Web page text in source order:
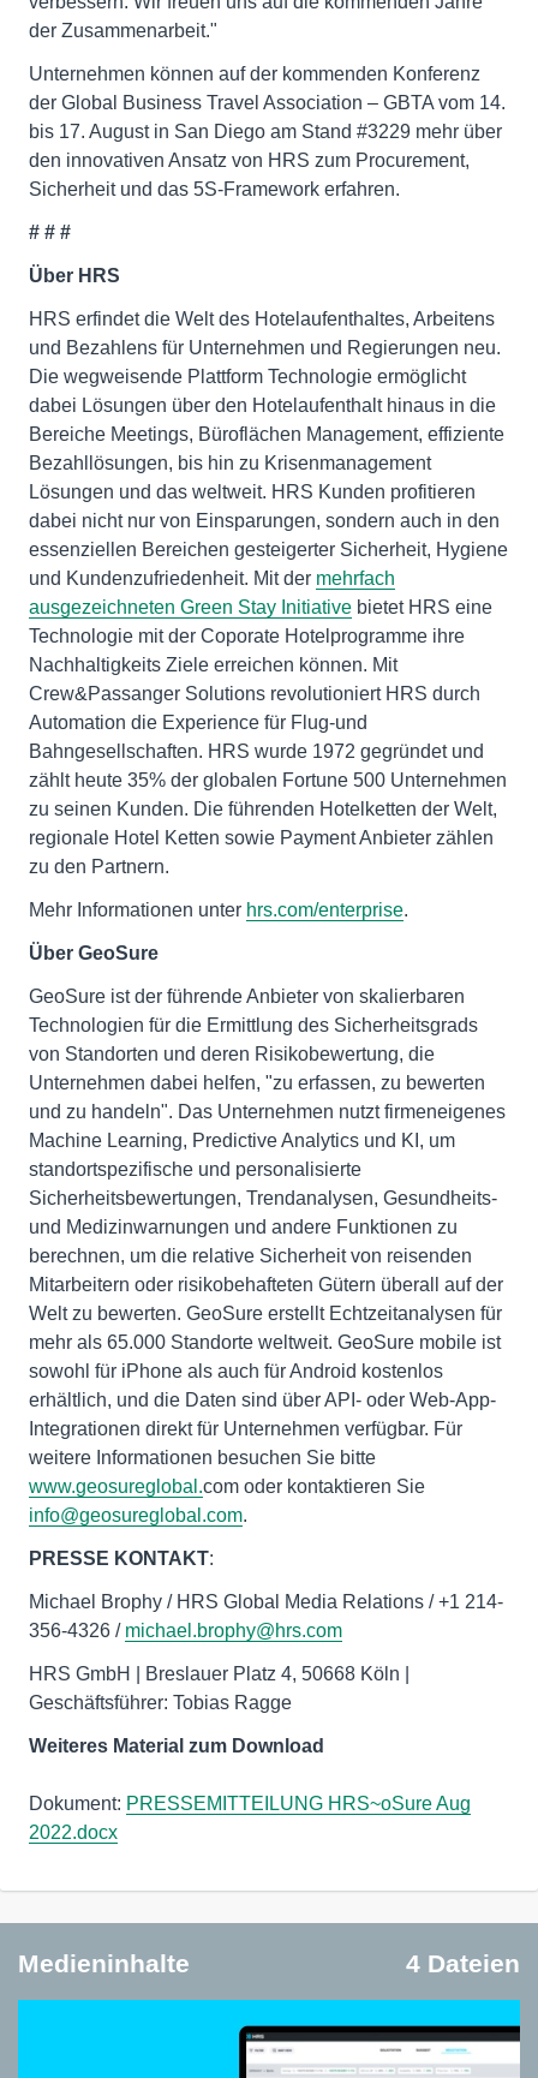
der Zusammenarbeit."
Unternehmen können auf der kommenden Konferenz
der Global Business Travel Association – GBTA vom 14.
bis 17. August in San Diego am Stand #3229 mehr über
den innovativen Ansatz von HRS zum Procurement,
Sicherheit und das 5S-Framework erfahren.
# # #
Über HRS
HRS erfindet die Welt des Hotelaufenthaltes, Arbeitens
und Bezahlens für Unternehmen und Regierungen neu.
Die wegweisende Plattform Technologie ermöglicht
dabei Lösungen über den Hotelaufenthalt hinaus in die
Bereiche Meetings, Büroflächen Management, effiziente
Bezahllösungen, bis hin zu Krisenmanagement
Lösungen und das weltweit. HRS Kunden profitieren
dabei nicht nur von Einsparungen, sondern auch in den
essenziellen Bereichen gesteigerter Sicherheit, Hygiene
und Kundenzufriedenheit. Mit der mehrfach
ausgezeichneten Green Stay Initiative bietet HRS eine
Technologie mit der Coporate Hotelprogramme ihre
Nachhaltigkeits Ziele erreichen können. Mit
Crew&Passanger Solutions revolutioniert HRS durch
Automation die Experience für Flug-und
Bahngesellschaften. HRS wurde 1972 gegründet und
zählt heute 35% der globalen Fortune 500 Unternehmen
zu seinen Kunden. Die führenden Hotelketten der Welt,
regionale Hotel Ketten sowie Payment Anbieter zählen
zu den Partnern.
Mehr Informationen unter hrs.com/enterprise.
Über GeoSure
GeoSure ist der führende Anbieter von skalierbaren
Technologien für die Ermittlung des Sicherheitsgrads
von Standorten und deren Risikobewertung, die
Unternehmen dabei helfen, "zu erfassen, zu bewerten
und zu handeln". Das Unternehmen nutzt firmeneigenes
Machine Learning, Predictive Analytics und KI, um
standortspezifische und personalisierte
Sicherheitsbewertungen, Trendanalysen, Gesundheits-
und Medizinwarnungen und andere Funktionen zu
berechnen, um die relative Sicherheit von reisenden
Mitarbeitern oder risikobehafteten Gütern überall auf der
Welt zu bewerten. GeoSure erstellt Echtzeitanalysen für
mehr als 65.000 Standorte weltweit. GeoSure mobile ist
sowohl für iPhone als auch für Android kostenlos
erhältlich, und die Daten sind über API- oder Web-App-
Integrationen direkt für Unternehmen verfügbar. Für
weitere Informationen besuchen Sie bitte
www.geosureglobal.com oder kontaktieren Sie
info@geosureglobal.com.
PRESSE KONTAKT:
Michael Brophy / HRS Global Media Relations / +1 214-
356-4326 / michael.brophy@hrs.com
HRS GmbH | Breslauer Platz 4, 50668 Köln |
Geschäftsführer: Tobias Ragge
Weiteres Material zum Download
Dokument: PRESSEMITTEILUNG HRS~oSure Aug
2022.docx
Medieninhalte 4 Dateien